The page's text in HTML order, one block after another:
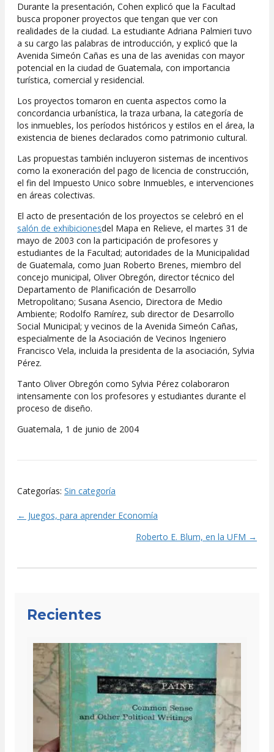
Durante la presentación, Cohen explicó que la Facultad
busca proponer proyectos que tengan que ver con
realidades de la ciudad. La estudiante Adriana Palmieri tuvo
a su cargo las palabras de introducción, y explicó que la
Avenida Simeón Cañas es una de las avenidas con mayor
potencial en la ciudad de Guatemala, con importancia
turística, comercial y residencial.
Los proyectos tomaron en cuenta aspectos como la
concordancia urbanística, la traza urbana, la categoría de
los inmuebles, los períodos históricos y estilos en el área, la
existencia de bienes declarados como patrimonio cultural.
Las propuestas también incluyeron sistemas de incentivos
como la exoneración del pago de licencia de construcción,
el fin del Impuesto Unico sobre Inmuebles, e intervenciones
en áreas colectivas.
El acto de presentación de los proyectos se celebró en el
salón de exhibicionesdel Mapa en Relieve, el martes 31 de
mayo de 2003 con la participación de profesores y
estudiantes de la Facultad; autoridades de la Municipalidad
de Guatemala, como Juan Roberto Brenes, miembro del
concejo municipal, Oliver Obregón, director técnico del
Departamento de Planificación de Desarrollo
Metropolitano; Susana Asencio, Directora de Medio
Ambiente; Rodolfo Ramírez, sub director de Desarrollo
Social Municipal; y vecinos de la Avenida Simeón Cañas,
especialmente de la Asociación de Vecinos Ingeniero
Francisco Vela, incluida la presidenta de la asociación, Sylvia
Pérez.
Tanto Oliver Obregón como Sylvia Pérez colaboraron
intensamente con los profesores y estudiantes durante el
proceso de diseño.
Guatemala, 1 de junio de 2004
Categorías: Sin categoría
Posts
← Juegos, para aprender Economía
Roberto E. Blum, en la UFM →
Recientes